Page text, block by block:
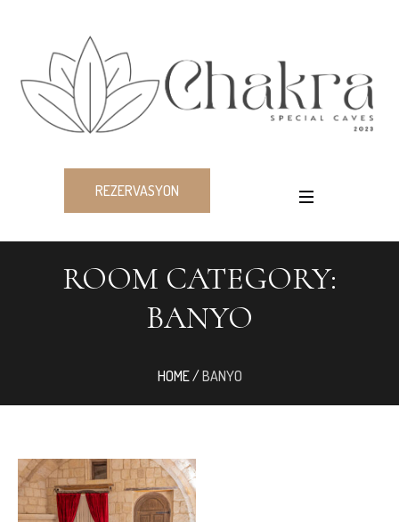
REZERVASYON
ROOM CATEGORY:
BANYO
HOME/BANYO